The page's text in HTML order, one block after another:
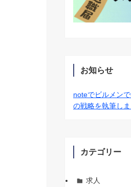
お知らせ
noteでビルメン
の戦略を執筆しま
カテゴリー
求人